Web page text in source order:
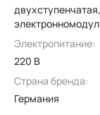
Электропитание:
220 В
Страна бренда:
Германия